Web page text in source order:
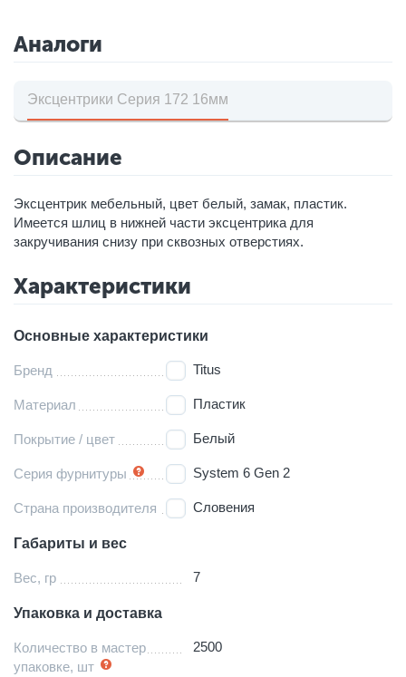
Аналоги
Эксцентрики Серия 172 16мм
Описание
Эксцентрик мебельный, цвет белый, замак, пластик.
Имеется шлиц в нижней части эксцентрика для
закручивания снизу при сквозных отверстиях.
Характеристики
Основные характеристики
Бренд Titus
Материал Пластик
Покрытие / цвет Белый
Серия фурнитуры System 6 Gen 2
Страна производителя Словения
Габариты и вес
Вес, гр 7
Упаковка и доставка
Количество в мастер
упаковке, шт
2500